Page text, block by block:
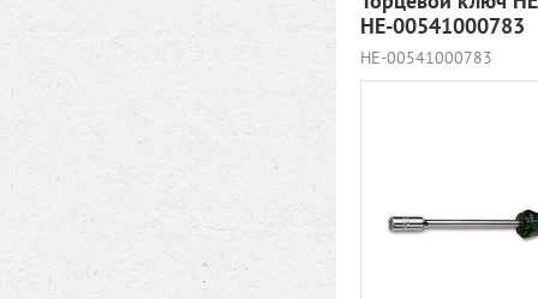
HE-00541000783
HE-00541000783